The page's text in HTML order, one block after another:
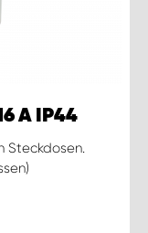
A IP44
Steckdosen.